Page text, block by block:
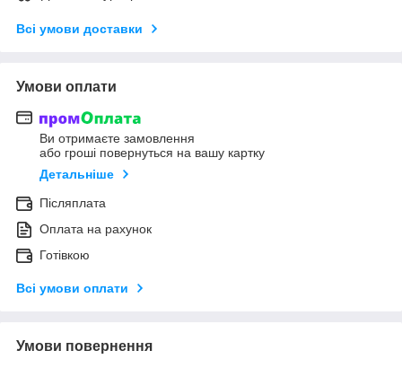
Всі умови доставки
Умови оплати
Ви отримаєте замовлення
або гроші повернуться на вашу картку
Детальніше
Післяплата
Оплата на рахунок
Готівкою
Всі умови оплати
Умови повернення